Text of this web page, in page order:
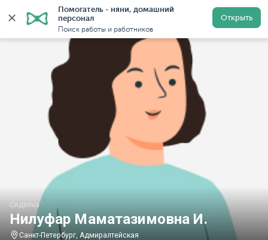
Помогатель - няни, домашний
персонал
Поиск работы и работников
Открыть
Главная Сиделки Сиделки в Санкт-Петербурге
Нилуфар Маматазимовна И.
Сиделка
Санкт-Петербург, Адмиралтейская